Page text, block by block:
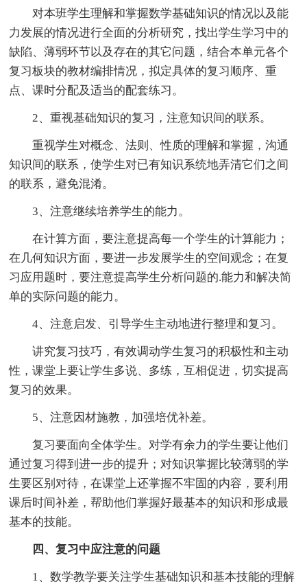
对本班学生理解和掌握数学基础知识的情况以及能
力发展的情况进行全面的分析研究，找出学生学习中的
缺陷、薄弱环节以及存在的其它问题，结合本单元各个
复习板块的教材编排情况，拟定具体的复习顺序、重
点、课时分配及适当的配套练习。
2、重视基础知识的复习，注意知识间的联系。
重视学生对概念、法则、性质的理解和掌握，沟通
知识间的联系，使学生对已有知识系统地弄清它们之间
的联系，避免混淆。
3、注意继续培养学生的能力。
在计算方面，要注意提高每一个学生的计算能力；
在几何知识方面，要进一步发展学生的空间观念；在复
习应用题时，要注意提高学生分析问题的.能力和解决简
单的实际问题的能力。
4、注意启发、引导学生主动地进行整理和复习。
讲究复习技巧，有效调动学生复习的积极性和主动
性，课堂上要让学生多说、多练，互相促进，切实提高
复习的效果。
5、注意因材施教，加强培优补差。
复习要面向全体学生。对学有余力的学生要让他们
通过复习得到进一步的提升；对知识掌握比较薄弱的学
生要区别对待，在课堂上还掌握不牢固的内容，要利用
课后时间补差，帮助他们掌握好最基本的知识和形成最
基本的技能。
四、复习中应注意的问题
1、数学教学要关注学生基础知识和基本技能的理解